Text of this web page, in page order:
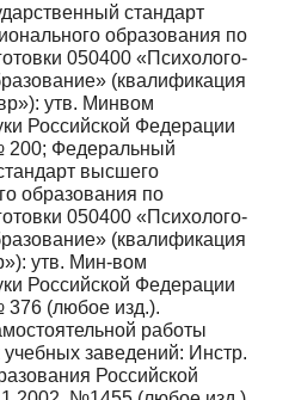
стандарт
образования по
050400 «Психолого-
(квалификация
утв. Мин­вом
Российской Федерации
200; Федеральный
высшего
образования по
050400 «Психолого-
(квалификация
утв. Мин-вом
Российской Федера­ции
376 (любое изд.).
работы
заведений: Инстр.
Российской